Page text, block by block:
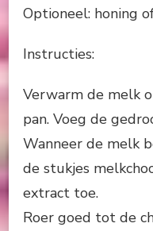
Optioneel: honing
Instructies:
Verwarm de melk
pan. Voeg de
Wanneer de melk
de stukjes
extract toe.
Roer goed tot de